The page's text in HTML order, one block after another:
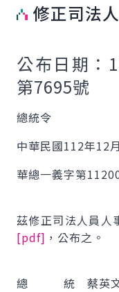
修正司法
公布日期：
第7695號
總統令
中華民國112年12
華總一義字第
茲修正司法人員人
[pdf] ，公布之。
總 統 蔡英